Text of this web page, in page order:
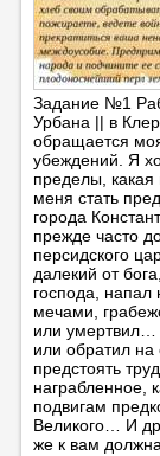
Задание №1
Урбана || в
обращается
убеждений. Я
пределы, какая
меня стать
города
прежде часто
персидского
далекий от
господа, напал
мечами,
или умертвил…
или обратил
предстоять
награбленное,
подвигам
Великого… И
же к вам